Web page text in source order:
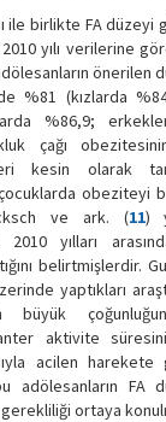
ile birlikte FA düzeyi
yılı verilerine
önerilen
%81 (kızlarda
%86,9;
çağı
kesin olarak
obeziteyi
ve ark. (11)
yılları
belirtmişlerdir.
yaptıkları
büyük
aktivite
acilen
FA
ortaya